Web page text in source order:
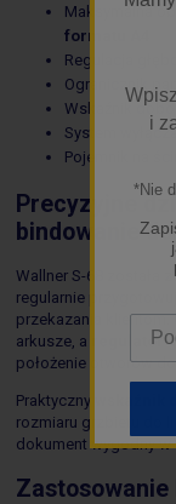
Maksymalna
formatu A4
Regulacja
Ogranicznik
Wskaźnik
System
Pojemnik na
Precyzyjne
bindowanie
Wallner S-68 została
regularnie
przekazania klientom.
arkusze, a
regulator
położenie otworów
Praktyczny
rozmiaru grzbietu do
dokument wygodny w
Zastosowanie
i
*Nie